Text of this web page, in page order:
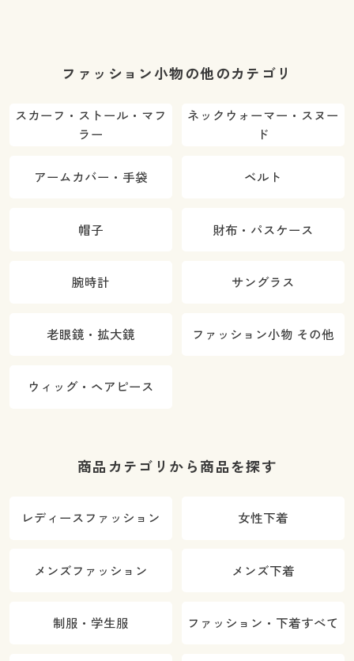
ファッション小物の他のカテゴリ
スカーフ・ストール・マフ
ラー
ネックウォーマー・スヌー
ド
アームカバー・手袋 ベルト
帽子 財布・パスケース
腕時計 サングラス
老眼鏡・拡大鏡 ファッション小物 その他
ウィッグ・ヘアピース
商品カテゴリから商品を探す
レディースファッション 女性下着
メンズファッション メンズ下着
制服・学生服 ファッション・下着すべて